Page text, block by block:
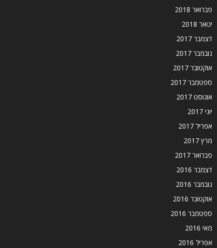
פברואר 2018
ינואר 2018
דצמבר 2017
נובמבר 2017
אוקטובר 2017
ספטמבר 2017
אוגוסט 2017
יוני 2017
אפריל 2017
מרץ 2017
פברואר 2017
דצמבר 2016
נובמבר 2016
אוקטובר 2016
ספטמבר 2016
מאי 2016
אפריל 2016